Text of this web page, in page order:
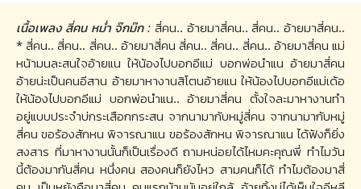
เนื้อเพลง สี่คน หม่ำ จ๊กม๊ก : สี่คน.. อ้ายมาสี่คน.. สี่คน.. อ้ายมาสี่คน..
* สี่คน.. สี่คน.. สี่คน.. อ้ายมาสี่คน สี่คน.. สี่คน.. สี่คน.. อ้ายมาสี่คน แม่
หน้ามนละสนใจอ้ายแน ให้น้องไปบอกอีแม่ บอกพ่อนำแน อ้ายมาสี่คน
อ้ายน่ะเป็นคนอีสาน อ้ายมาหางานสิโตนอ้ายแน ให้น้องไปบอกอีแม่เด้อ
ให้น้องไปบอกอีแม่ บอกพ่อนำแน.. อ้ายมาสี่คน ตั้งใจละมาหางานทำ
อยู่แบบประจำบ่กระเสือกกระสน จากนามากับหมู่สี่คน จากนามากับหมู่
สี่คน ขอร้องสักหน พิจารณาแน ขอร้องสักหน พิจารณาแน ได้ฟังก็ยิ่ง
สงสาร ที่มาหางานนั้นก็เป็นเรื่องดี ถามหน่อยได้ไหมคะคุณพี่ ทำไมวัน
นี้ต้องมากันสี่คน หนึ่งคน สองคนก็ยังไหว สามคนก็ได้ ทำไมต้องมาสี่